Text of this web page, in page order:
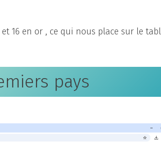
16 en or , ce qui nous place sur le
pays